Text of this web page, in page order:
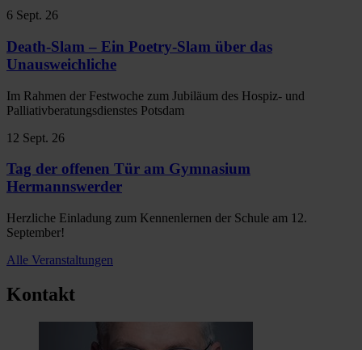
6 Sept. 26
Death-Slam – Ein Poetry-Slam über das
Unausweichliche
Im Rahmen der Festwoche zum Jubiläum des Hospiz- und
Palliativberatungsdienstes Potsdam
12 Sept. 26
Tag der offenen Tür am Gymnasium
Hermannswerder
Herzliche Einladung zum Kennenlernen der Schule am 12.
September!
Alle Veranstaltungen
Kontakt